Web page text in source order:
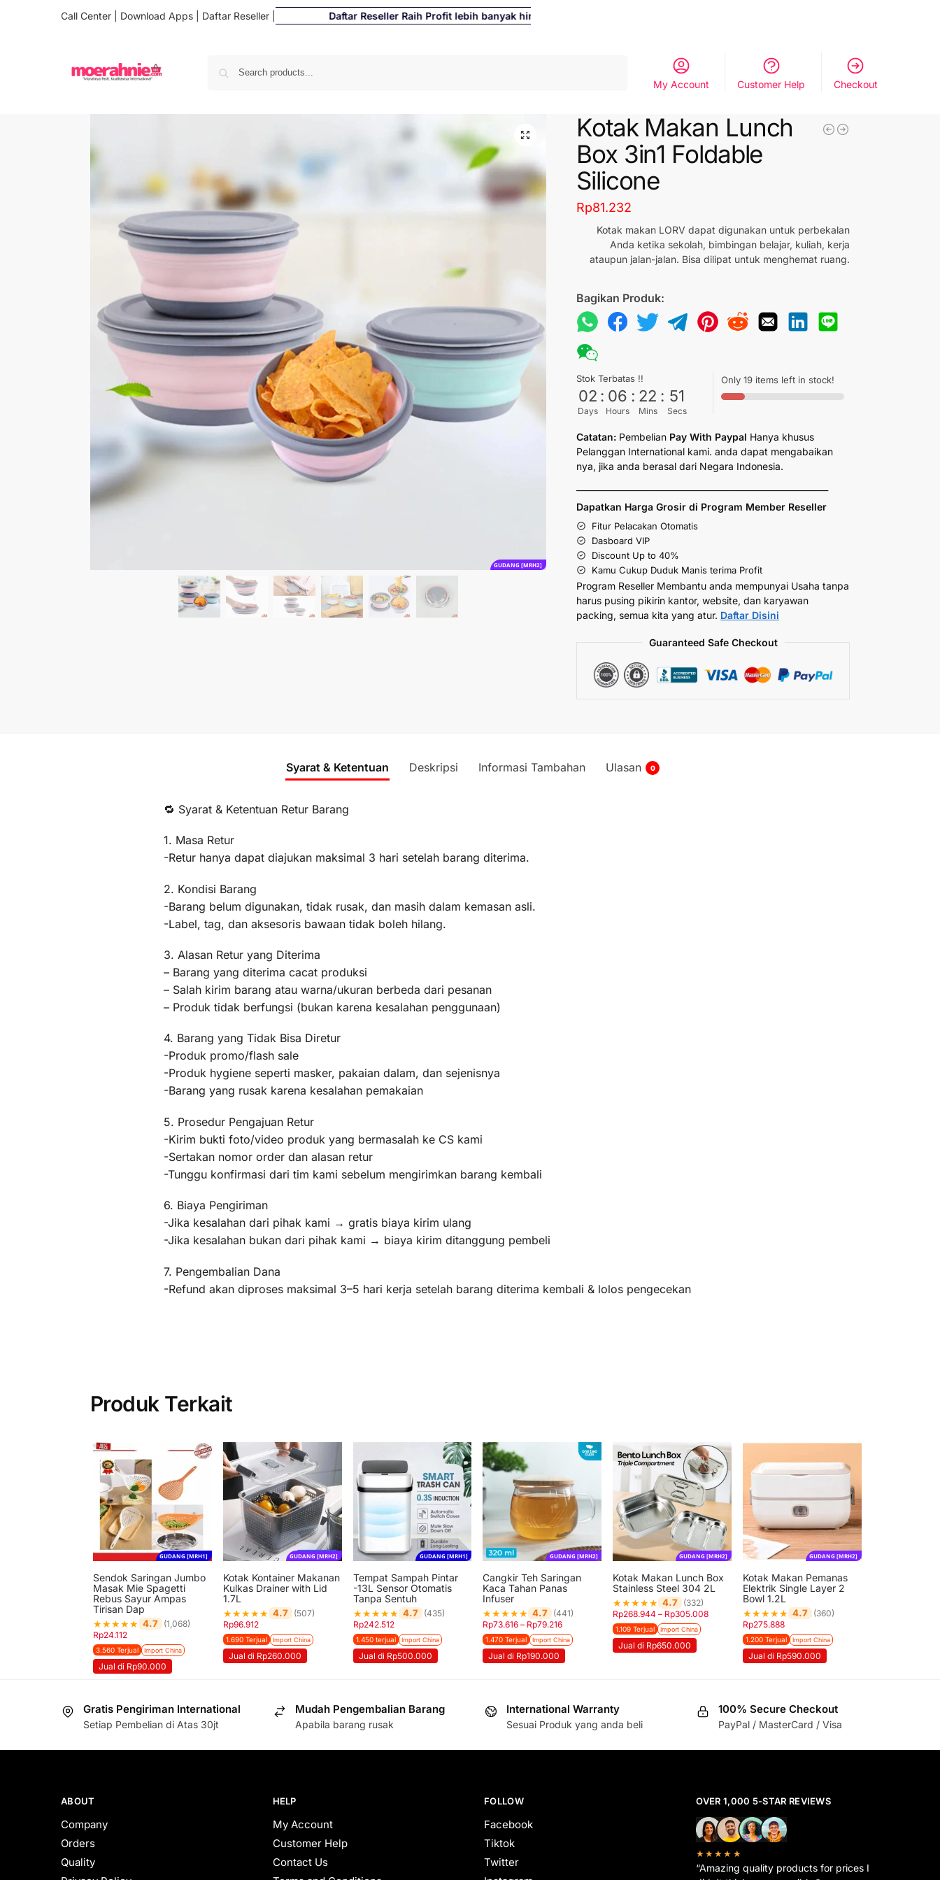
Call Center Download Apps Daftar Reseller Daftar Reseller Raih Profit lebih banyak hingga 500%
My Account Customer Help Checkout
GUDANG [MRH2]
Kotak Makan Lunch
Box 3in1 Foldable
Silicone
Rp81.232
Kotak makan LORV dapat digunakan untuk perbekalan
Anda ketika sekolah, bimbingan belajar, kuliah, kerja
ataupun jalan-jalan. Bisa dilipat untuk menghemat ruang.
Bagikan Produk:
Stok Terbatas !!
02
Days
: 06
Hours
: 22
Mins
: 50
Secs
Only 19 items left in stock!
Catatan: Pembelian Pay With Paypal Hanya khusus
Pelanggan International kami. anda dapat mengabaikan
nya, jika anda berasal dari Negara Indonesia.
Dapatkan Harga Grosir di Program Member Reseller
Fitur Pelacakan Otomatis
Dasboard VIP
Discount Up to 40%
Kamu Cukup Duduk Manis terima Profit
Program Reseller Membantu anda mempunyai Usaha tanpa
harus pusing pikirin kantor, website, dan karyawan
packing, semua kita yang atur. Daftar Disini
Guaranteed Safe Checkout
Syarat & Ketentuan Deskripsi Informasi Tambahan Ulasan 0
🔁 Syarat & Ketentuan Retur Barang
1. Masa Retur
-Retur hanya dapat diajukan maksimal 3 hari setelah barang diterima.
2. Kondisi Barang
-Barang belum digunakan, tidak rusak, dan masih dalam kemasan asli.
-Label, tag, dan aksesoris bawaan tidak boleh hilang.
3. Alasan Retur yang Diterima
– Barang yang diterima cacat produksi
– Salah kirim barang atau warna/ukuran berbeda dari pesanan
– Produk tidak berfungsi (bukan karena kesalahan penggunaan)
4. Barang yang Tidak Bisa Diretur
-Produk promo/flash sale
-Produk hygiene seperti masker, pakaian dalam, dan sejenisnya
-Barang yang rusak karena kesalahan pemakaian
5. Prosedur Pengajuan Retur
-Kirim bukti foto/video produk yang bermasalah ke CS kami
-Sertakan nomor order dan alasan retur
-Tunggu konfirmasi dari tim kami sebelum mengirimkan barang kembali
6. Biaya Pengiriman
-Jika kesalahan dari pihak kami → gratis biaya kirim ulang
-Jika kesalahan bukan dari pihak kami → biaya kirim ditanggung pembeli
7. Pengembalian Dana
-Refund akan diproses maksimal 3–5 hari kerja setelah barang diterima kembali & lolos pengecekan
Produk Terkait
GUDANG [MRH1]
Sendok Saringan Jumbo
Masak Mie Spagetti
Rebus Sayur Ampas
Tirisan Dap
★★★★★ 4.7
(1,068)
Rp24.112
3.560 Terjual Import China
Jual di Rp90.000
GUDANG [MRH2]
Kotak Kontainer Makanan
Kulkas Drainer with Lid
1.7L
★★★★★ 4.7
(507)
Rp96.912
1.690 Terjual Import China
Jual di Rp260.000
GUDANG [MRH1]
Tempat Sampah Pintar
-13L Sensor Otomatis
Tanpa Sentuh
★★★★★ 4.7
(435)
Rp242.512
1.450 terjual Import China
Jual di Rp500.000
GUDANG [MRH2]
Cangkir Teh Saringan
Kaca Tahan Panas
Infuser
★★★★★ 4.7 (441)
Rp73.616 – Rp79.216
1.470 Terjual Import China
Jual di Rp190.000
GUDANG [MRH2]
Kotak Makan Lunch Box
Stainless Steel 304 2L
★★★★★ 4.7 (332)
Rp268.944 – Rp305.008
1.109 Terjual Import China
Jual di Rp650.000
GUDANG [MRH2]
Kotak Makan Pemanas
Elektrik Single Layer 2
Bowl 1.2L
★★★★★ 4.7
(360)
Rp275.888
1.200 Terjual Import China
Jual di Rp590.000
Gratis Pengiriman International
Setiap Pembelian di Atas 30jt
Mudah Pengembalian Barang
Apabila barang rusak
International Warranty
Sesuai Produk yang anda beli
100% Secure Checkout
PayPal / MasterCard / Visa
ABOUT
Company
Orders
Quality
HELP
My Account
Customer Help
Contact Us
FOLLOW
Facebook
Tiktok
Twitter
OVER 1,000 5-STAR REVIEWS
★★★★★
“Amazing quality products for prices I